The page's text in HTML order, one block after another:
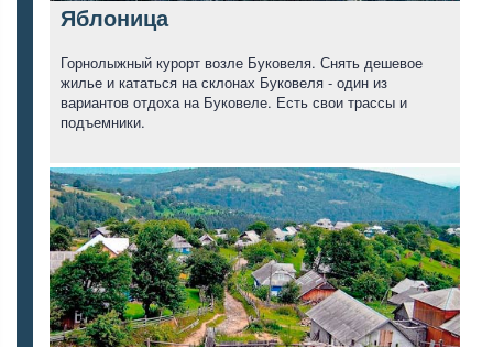
Яблоница
Горнолыжный курорт возле Буковеля. Снять дешевое
жилье и кататься на склонах Буковеля - один из
вариантов отдоха на Буковеле. Есть свои трассы и
подъемники.